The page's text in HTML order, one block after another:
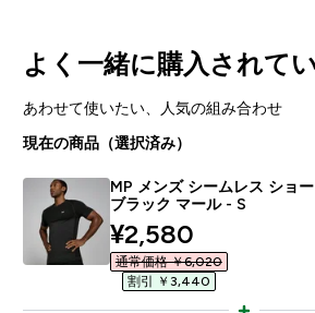
よく一緒に購入されて
あわせて使いたい、人気の組み合わせ
現在の商品（選択済み）
MP メンズ シームレス ショ
ブラック マール - S
discounted price
¥2,580‎
通常価格 ￥6,020‎
割引 ￥3,440‎